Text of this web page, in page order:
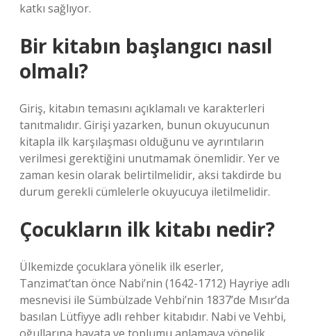
katkı sağlıyor.
Bir kitabın başlangıcı nasıl
olmalı?
Giriş, kitabın temasını açıklamalı ve karakterleri
tanıtmalıdır. Girişi yazarken, bunun okuyucunun
kitapla ilk karşılaşması olduğunu ve ayrıntıların
verilmesi gerektiğini unutmamak önemlidir. Yer ve
zaman kesin olarak belirtilmelidir, aksi takdirde bu
durum gerekli cümlelerle okuyucuya iletilmelidir.
Çocukların ilk kitabı nedir?
Ülkemizde çocuklara yönelik ilk eserler,
Tanzimat’tan önce Nabi’nin (1642-1712) Hayriye adlı
mesnevisi ile Sümbülzade Vehbi’nin 1837’de Mısır’da
basılan Lütfiyye adlı rehber kitabıdır. Nabi ve Vehbi,